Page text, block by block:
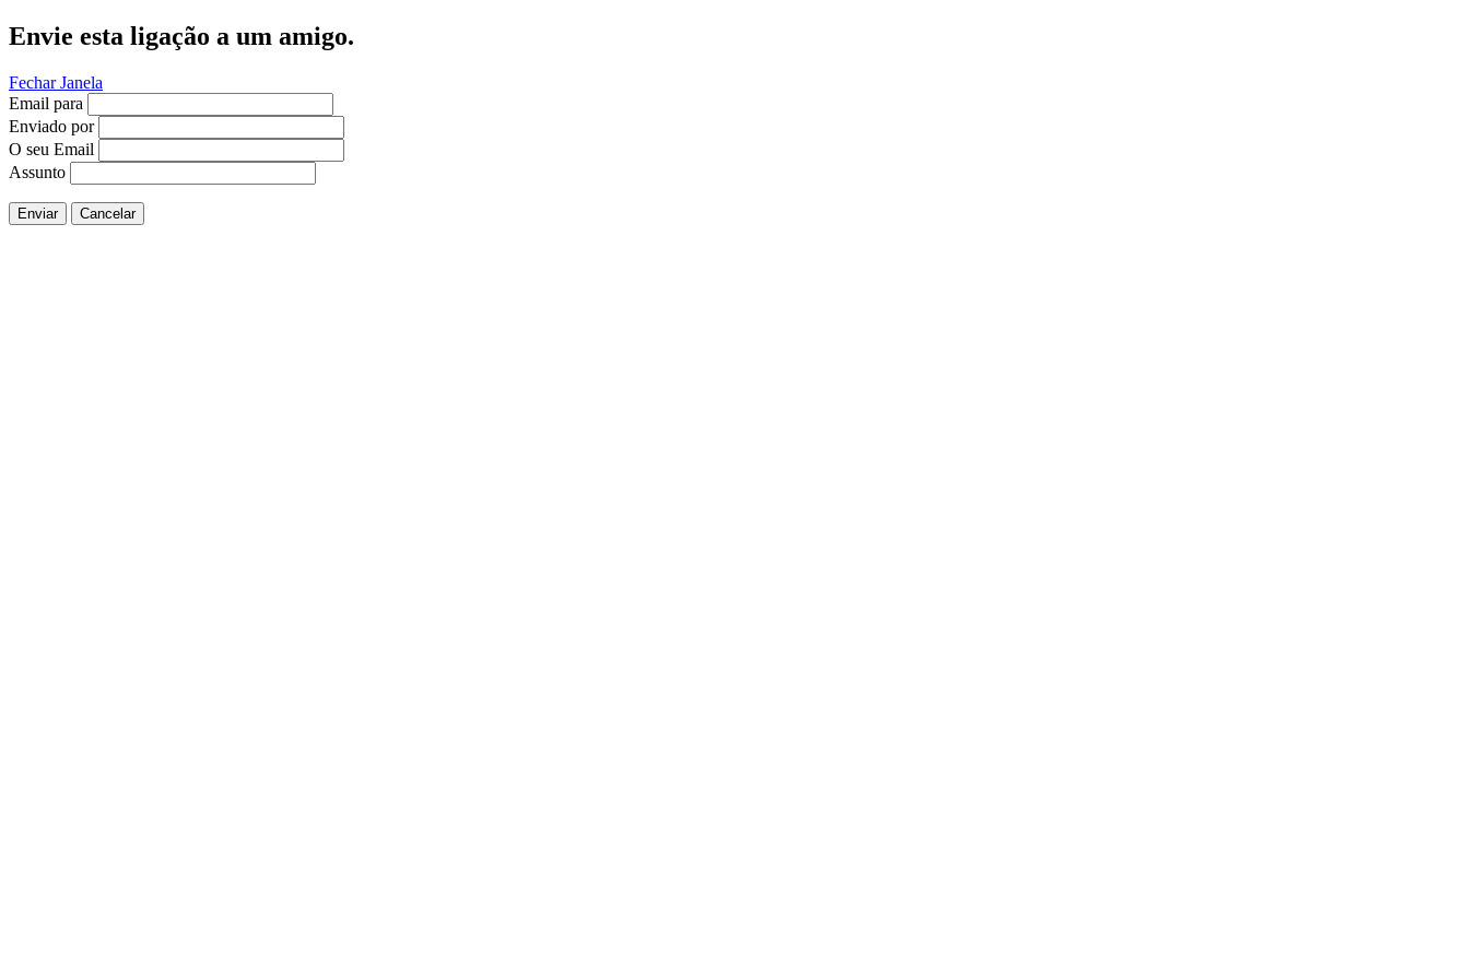
Envie esta ligação a um amigo.
Fechar Janela
Email para
Enviado por
O seu Email
Assunto
Enviar Cancelar